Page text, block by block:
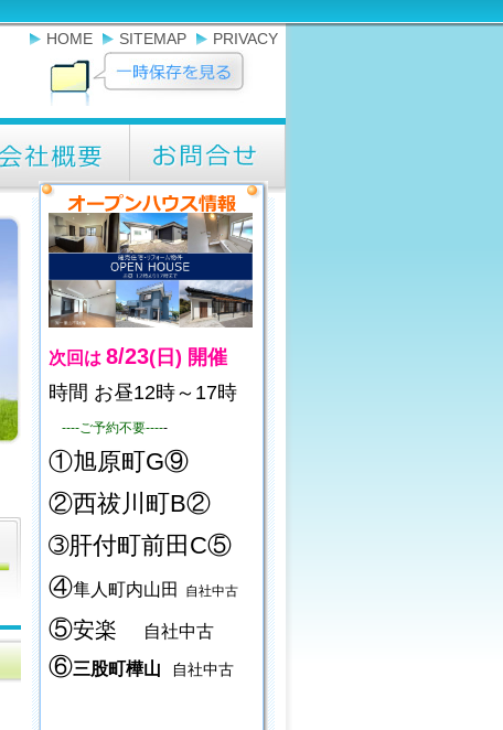
HOME SITEMAP PRIVACY
次回は 8/23(日) 開催
時間 お昼12時～17時
----ご予約不要-----
①旭原町G⑨
②西祓川町B②
➂肝付町前田C⑤
④隼人町内山田 自社中古
⑤安楽 自社中古
⑥三股町樺山 自社中古